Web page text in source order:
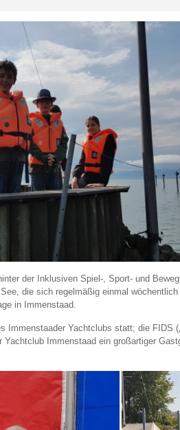
der Inklusiven Spiel-, Sport- und
die sich regelmäßig einmal
in Immenstaad.
Immenstaader Yachtclubs statt; die
Immenstaad ein großartiger